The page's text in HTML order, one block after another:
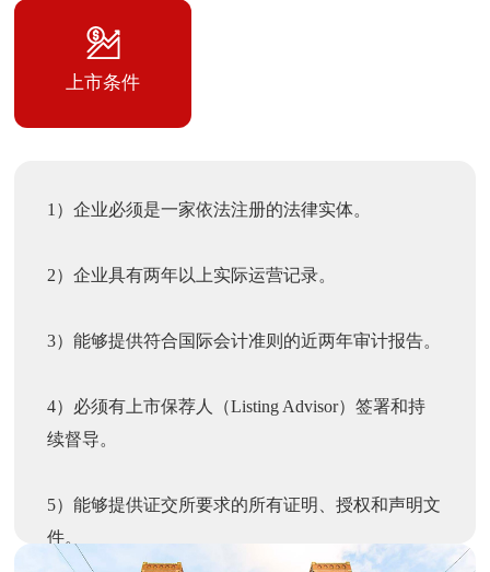
上市条件
1）企业必须是一家依法注册的法律实体。
2）企业具有两年以上实际运营记录。
3）能够提供符合国际会计准则的近两年审计报告。
4）必须有上市保荐人（Listing Advisor）签署和持
续督导。
5）能够提供证交所要求的所有证明、授权和声明文
件。